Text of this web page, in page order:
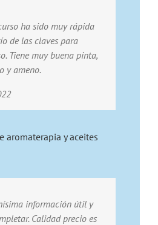
ha sido muy rápida
de las claves para
Tiene muy buena pinta,
y ameno.
aromaterapia y aceites
información útil y
Calidad precio es